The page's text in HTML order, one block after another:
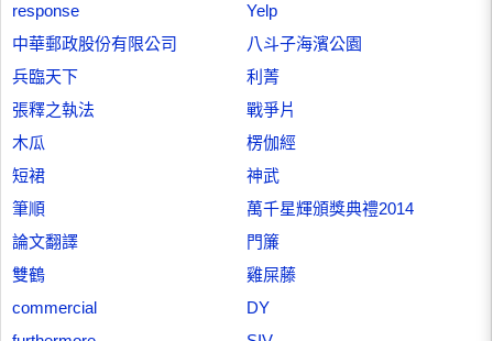
response
Yelp
中華郵政股份有限公司
八斗子海濱公園
兵臨天下
利菁
張釋之執法
戰爭片
木瓜
楞伽經
短裙
神武
筆順
萬千星輝頒獎典禮2014
論文翻譯
門簾
雙鶴
雞屎藤
commercial
DY